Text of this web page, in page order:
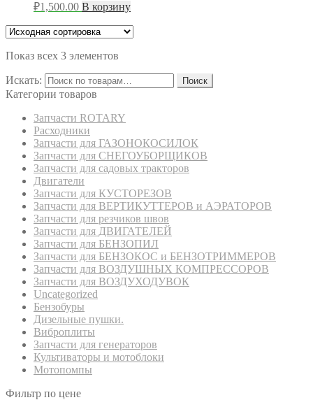
₽1,500.00 В корзину
Показ всех 3 элементов
Искать: Поиск
Категории товаров
Запчасти ROTARY
Расходники
Запчасти для ГАЗОНОКОСИЛОК
Запчасти для СНЕГОУБОРЩИКОВ
Запчасти для садовых тракторов
Двигатели
Запчасти для КУСТОРЕЗОВ
Запчасти для ВЕРТИКУТТЕРОВ и АЭРАТОРОВ
Запчасти для резчиков швов
Запчасти для ДВИГАТЕЛЕЙ
Запчасти для БЕНЗОПИЛ
Запчасти для БЕНЗОКОС и БЕНЗОТРИММЕРОВ
Запчасти для ВОЗДУШНЫХ КОМПРЕССОРОВ
Запчасти для ВОЗДУХОДУВОК
Uncategorized
Бензобуры
Дизельные пушки.
Виброплиты
Запчасти для генераторов
Культиваторы и мотоблоки
Мотопомпы
Фильтр по цене